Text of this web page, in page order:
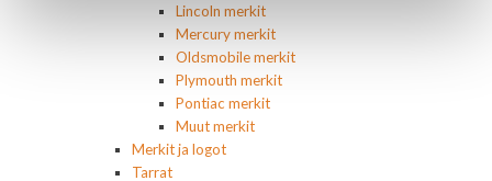
Lincoln merkit
Mercury merkit
Oldsmobile merkit
Plymouth merkit
Pontiac merkit
Muut merkit
Merkit ja logot
Tarrat